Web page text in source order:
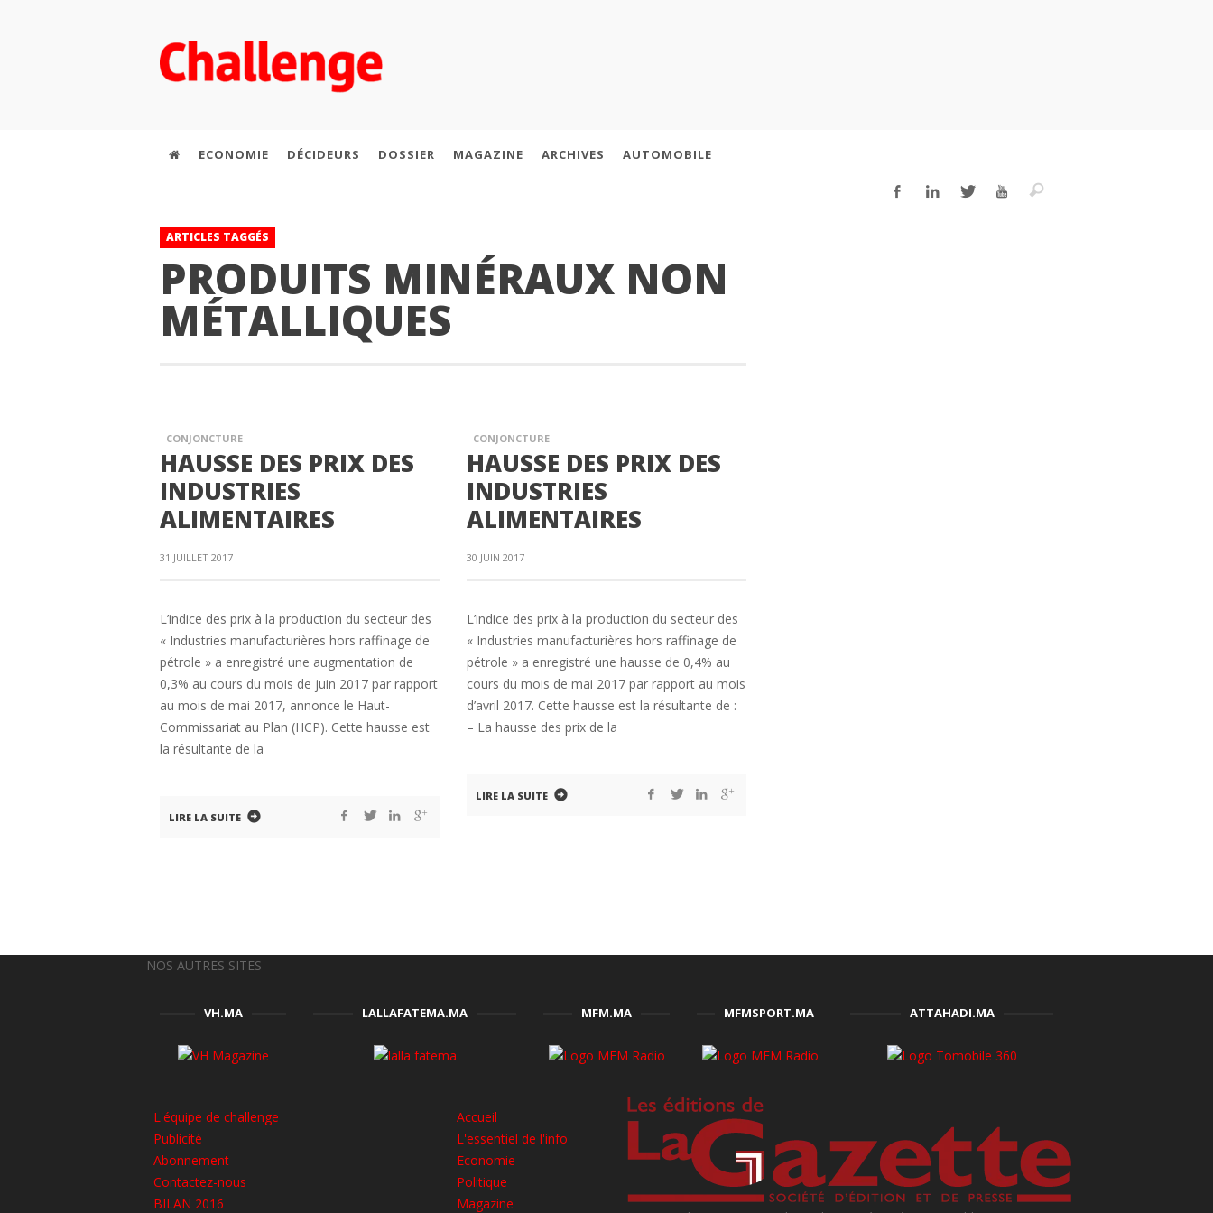
ECONOMIE DÉCIDEURS DOSSIER MAGAZINE ARCHIVES AUTOMOBILE
ARTICLES TAGGÉS
PRODUITS MINÉRAUX NON
MÉTALLIQUES
CONJONCTURE
HAUSSE DES PRIX DES
INDUSTRIES
ALIMENTAIRES
31 JUILLET 2017
L’indice des prix à la production du secteur des
« Industries manufacturières hors raffinage de
pétrole » a enregistré une augmentation de
0,3% au cours du mois de juin 2017 par rapport
au mois de mai 2017, annonce le Haut-
Commissariat au Plan (HCP). Cette hausse est
la résultante de la
LIRE LA SUITE
CONJONCTURE
HAUSSE DES PRIX DES
INDUSTRIES
ALIMENTAIRES
30 JUIN 2017
L’indice des prix à la production du secteur des
« Industries manufacturières hors raffinage de
pétrole » a enregistré une hausse de 0,4% au
cours du mois de mai 2017 par rapport au mois
d’avril 2017. Cette hausse est la résultante de :
– La hausse des prix de la
LIRE LA SUITE
NOS AUTRES SITES
VH.MA LALLAFATEMA.MA MFM.MA MFMSPORT.MA ATTAHADI.MA
L'équipe de challenge
Publicité
Abonnement
Contactez-nous
BILAN 2016
Accueil
L'essentiel de l'info
Economie
Politique
Magazine